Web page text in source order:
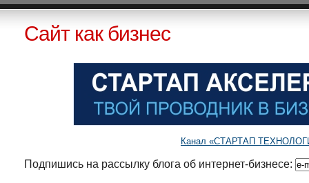
Сайт как бизнес
Канал «СТАРТАП
Подпишись на рассылку блога об интернет-бизнесе: